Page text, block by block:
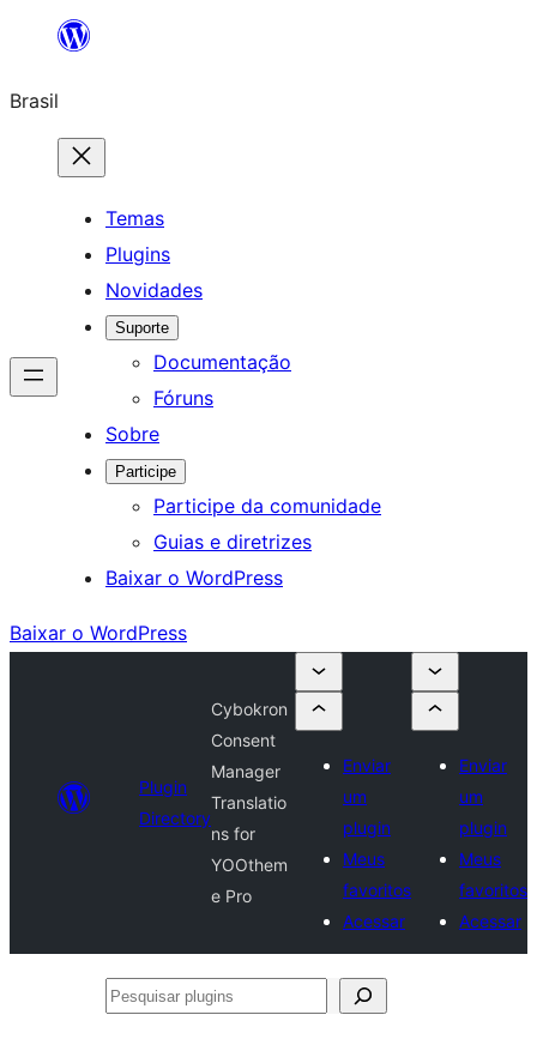
o
conteúdo
Brasil
Temas
Plugins
Novidades
Suporte
Documentação
Fóruns
Sobre
Participe
Participe da comunidade
Guias e diretrizes
Baixar o WordPress
Baixar o WordPress
Plugin
Directory
Cybokron
Consent
Manager
Translatio
ns for
YOOthem
e Pro
Enviar
um
plugin
Meus
favoritos
Acessar
Enviar
um
plugin
Meus
favoritos
Acessar
Pesquisar